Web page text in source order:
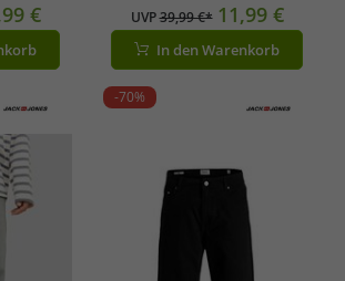
€
Grau
UVP39,99 €* 11,99 €
In den Warenkorb
-70%